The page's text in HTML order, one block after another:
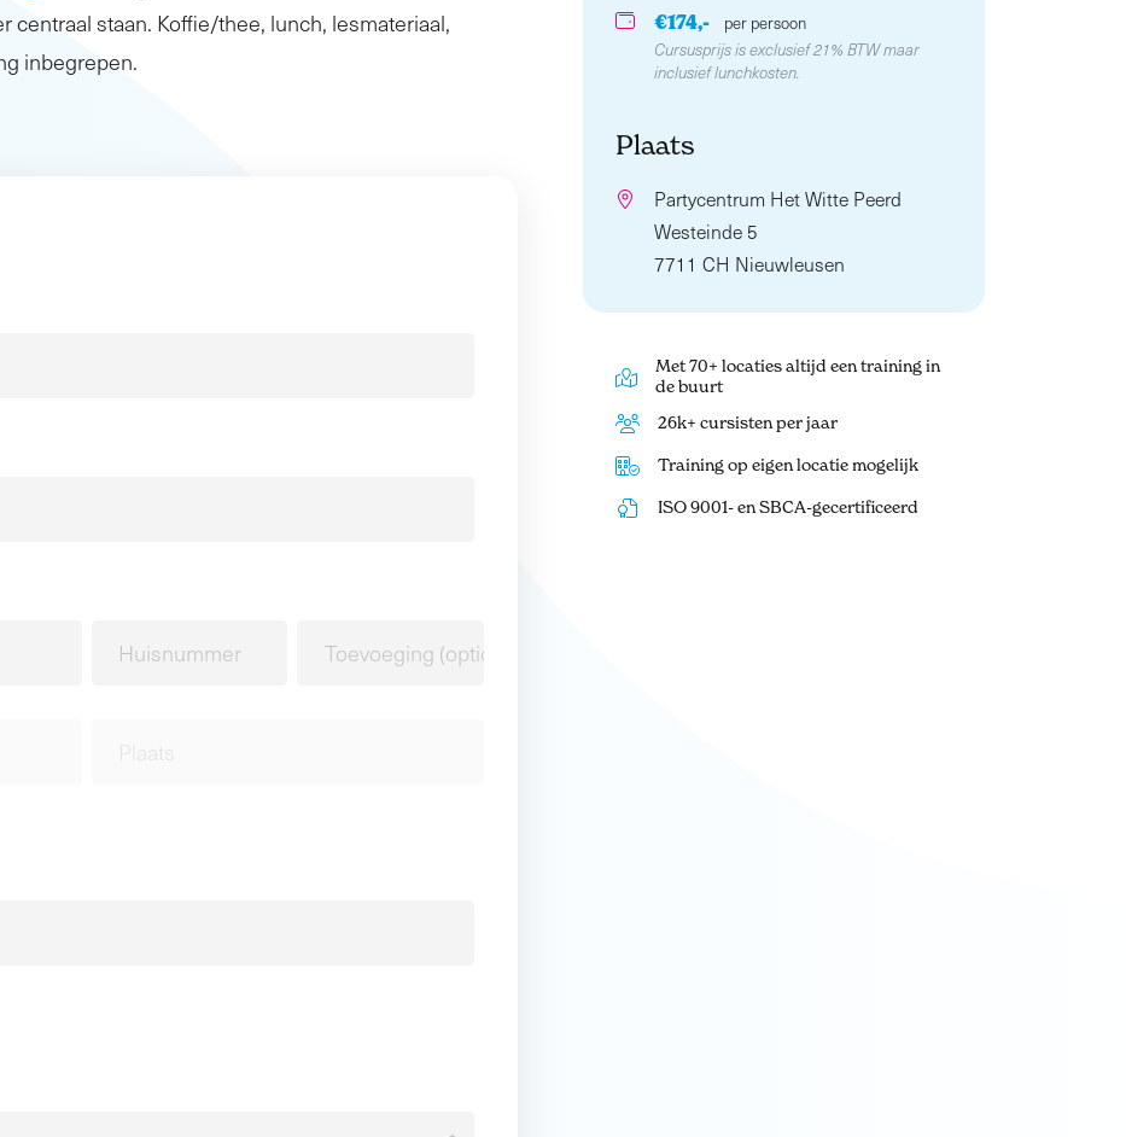
centraal staan. Koffie/thee, lunch, lesmateriaal,
inbegrepen.
€174,-
per persoon
Cursusprijs is exclusief 21% BTW maar
inclusief lunchkosten.
Plaats
Partycentrum Het Witte Peerd
Westeinde 5
7711 CH Nieuwleusen
Met 70+ locaties altijd een training in
de buurt
26k+ cursisten per jaar
Training op eigen locatie mogelijk
ISO 9001- en SBCA-gecertificeerd